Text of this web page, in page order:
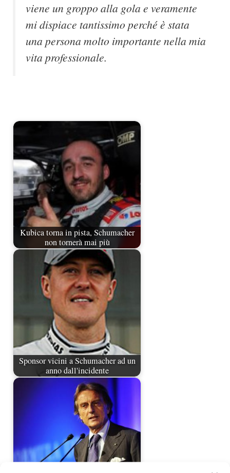
viene un groppo alla gola e veramente
mi dispiace tantissimo perché è stata
una persona molto importante nella mia
vita professionale.
Kubica torna in pista, Schumacher
non tornerà mai più
Sponsor vicini a Schumacher ad un
anno dall'incidente